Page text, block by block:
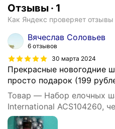
Отзывы · 1
Как Яндекс проверяет отзывы
Вячеслав Соловьев
6 отзывов
30 марта 2024
Прекрасные новогодние
просто подарок (199
Товар — Набор елочных
International ACS104260,